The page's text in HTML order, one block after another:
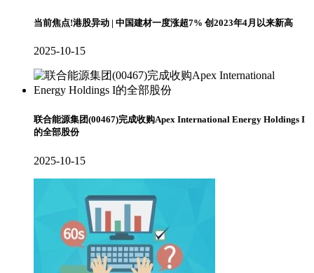
当前焦点!港股异动 | 中国建材一度涨超7% 创2023年4月以来新高
2025-10-15
联合能源集团(00467)完成收购Apex International Energy Holdings I
的全部股份
2025-10-15